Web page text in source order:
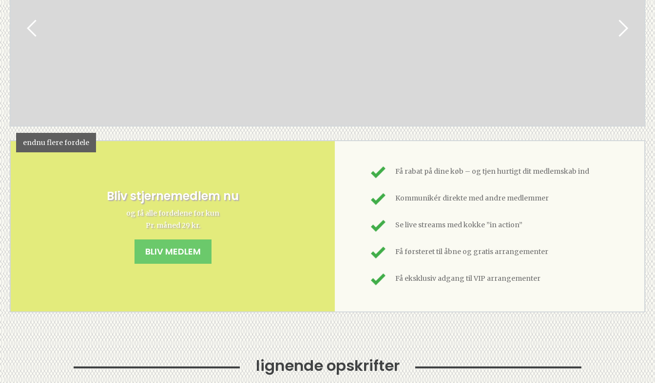
endnu flere fordele
Bliv stjernemedlem nu
og få alle fordelene for kun
Pr. måned 29 kr.
BLIV MEDLEM
Få rabat på dine køb – og tjen hurtigt dit medlemskab ind
Kommunikér direkte med andre medlemmer
Se live streams med kokke ”in action”
Få førsteret til åbne og gratis arrangementer
Få eksklusiv adgang til VIP arrangementer
lignende opskrifter